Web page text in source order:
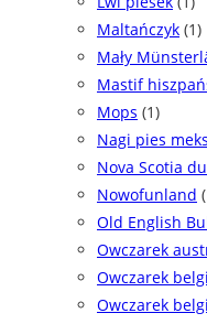
Maltańczyk (1)
Mały
Mastif
Mops (1)
Nagi pies
Nova Scotia
Nowofunland
Old English
Owczarek
Owczarek
Owczarek